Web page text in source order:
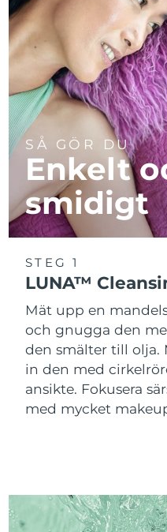
SÅ GÖR DU
Enkelt
smidigt
STEG 1
LUNA™
Mät upp en
och gnugga den
den smälter till olja.
in den med
ansikte. Fokusera
med mycket